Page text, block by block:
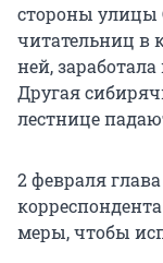
стороны улицы
читательниц в
ней,
Другая
лестнице
2 февраля
меры, чтобы